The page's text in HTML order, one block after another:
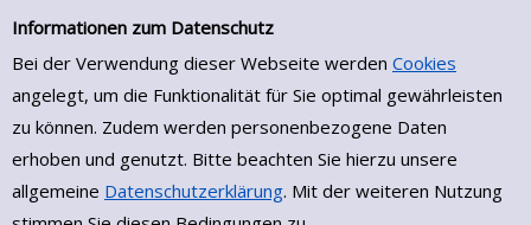
Einfache Suche
Informationen zum Datenschutz
Bei der Verwendung dieser Webseite werden Cookies
angelegt, um die Funktionalität für Sie optimal gewährleisten
zu können. Zudem werden personenbezogene Daten
erhoben und genutzt. Bitte beachten Sie hierzu unsere
allgemeine Datenschutzerklärung. Mit der weiteren Nutzung
Zur Detailanzeige springen